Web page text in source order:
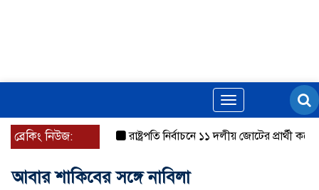
Toggle
navigation
ব্রেকিং নিউজ: রাষ্ট্রপতি নির্বাচনে ১১ দলীয় জোটের প্রার্থী কর্নেল
আবার শাকিবের সঙ্গে নাবিলা